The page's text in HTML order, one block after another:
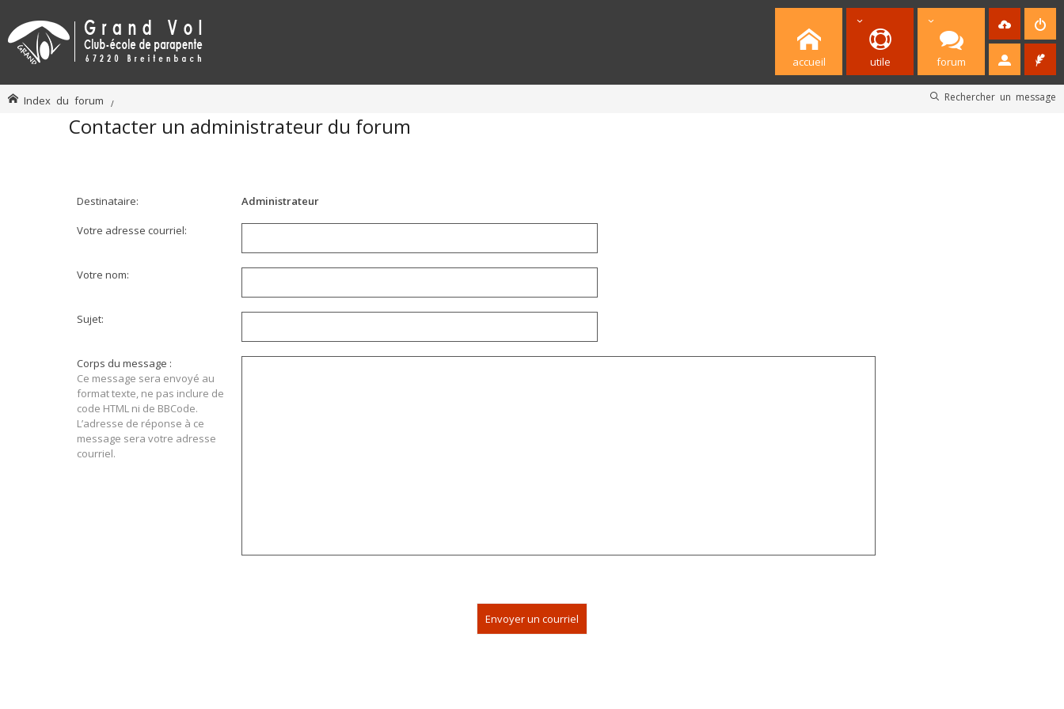
accueil utile forum
Rechercher un message
Index du forum
Contacter un administrateur du forum
Destinataire: Administrateur
Votre adresse courriel:
Votre nom:
Sujet:
Corps du message :
Ce message sera envoyé au
format texte, ne pas inclure de
code HTML ni de BBCode.
L’adresse de réponse à ce
message sera votre adresse
courriel.